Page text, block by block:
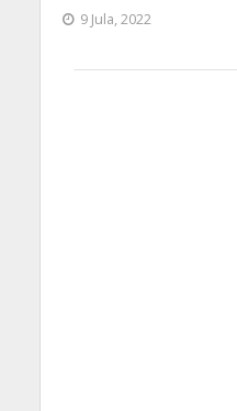
9 Jula, 2022